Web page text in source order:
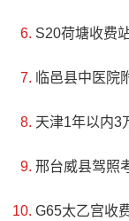
S20荷塘收费
临邑县中医院
天津1年以内3
邢台威县驾照
G65太乙宫收